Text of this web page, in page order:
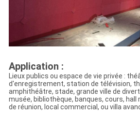
Application :
Lieux publics ou espace de vie privée :
d'enregistrement, station de télévision,
amphithéâtre, stade, grande ville de
musée, bibliothèque, banques, cours,
de réunion, local commercial, ou villa